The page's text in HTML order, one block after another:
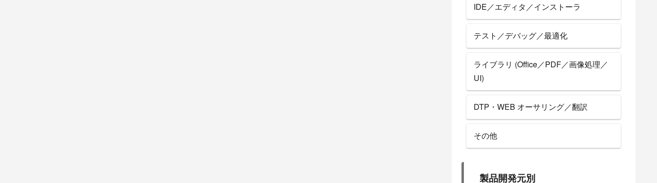
IDE／エディタ／インストーラ
テスト／デバッグ／最適化
ライブラリ (Office／PDF／画像処理／
UI)
DTP・WEB オーサリング／翻訳
その他
製品開発元別